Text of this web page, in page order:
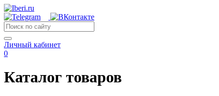
Личный кабинет
0
Каталог товаров